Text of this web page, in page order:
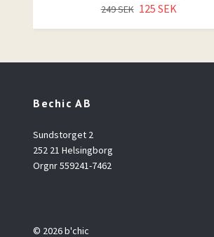
249 SEK 125 SEK
Bechic AB
Sundstorget 2
252 21 Helsingborg
Orgnr 559241-7462
© 2026 b'chic